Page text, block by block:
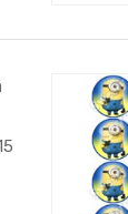
15